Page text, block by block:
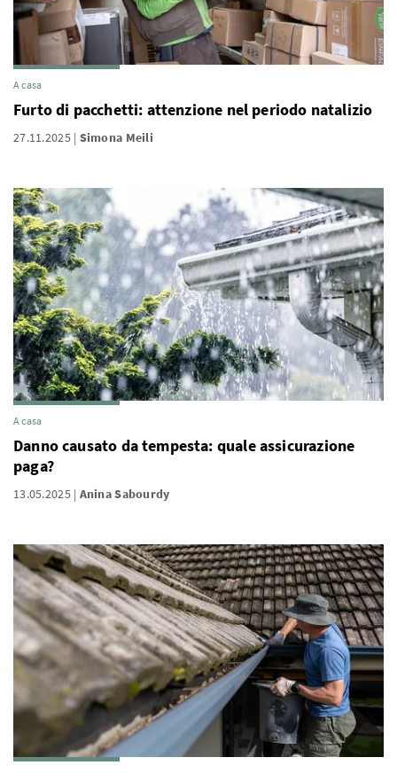
A casa
Furto di pacchetti: attenzione nel periodo natalizio
27.11.2025 Simona Meili
A casa
Danno causato da tempesta: quale assicurazione
paga?
13.05.2025 Anina Sabourdy